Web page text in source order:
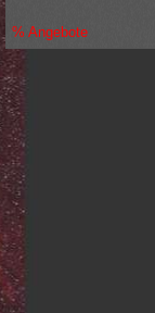
% Angebote